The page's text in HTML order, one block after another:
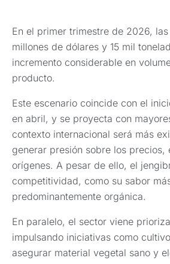
En el primer trimestre de 2026,
millones de dólares y 15 mil
incremento considerable en
producto.
Este escenario coincide con el
en abril, y se proyecta con
contexto internacional será más
generar presión sobre los
orígenes. A pesar de ello, el
competitividad, como su sabor
predominantemente orgánica.
En paralelo, el sector viene
impulsando iniciativas como
asegurar material vegetal sano y